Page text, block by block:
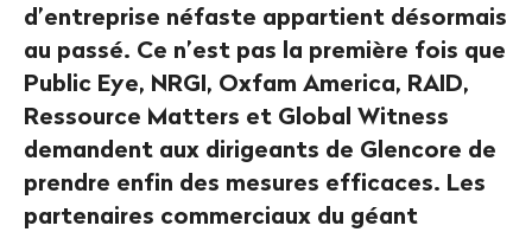
d’entreprise néfaste appartient désormais
au passé. Ce n’est pas la première fois que
Public Eye, NRGI, Oxfam America, RAID,
Ressource Matters et Global Witness
demandent aux dirigeants de Glencore de
prendre enfin des mesures efficaces. Les
partenaires commerciaux du géant